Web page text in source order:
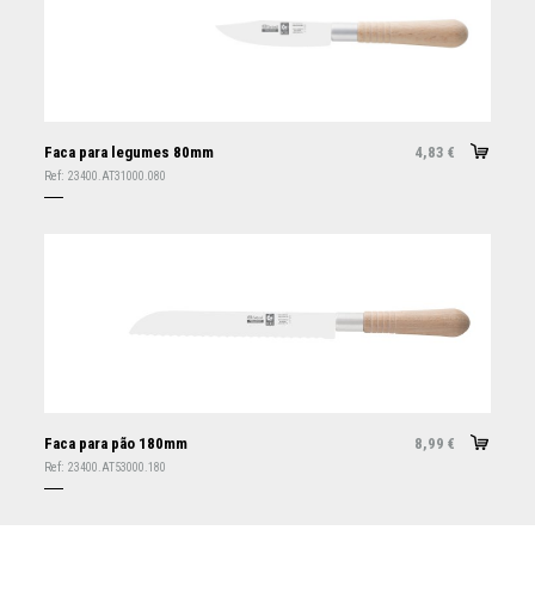
Faca para legumes 80mm 4,83 €
Ref: 23400.AT31000.080
Faca para pão 180mm 8,99 €
Ref: 23400.AT53000.180